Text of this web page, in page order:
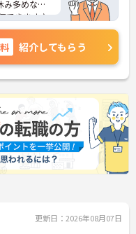
み多めなの
できます♪
て中の方も
など、さら
ご相談くだ
紹介してもらう
更新日：2026年08月07日